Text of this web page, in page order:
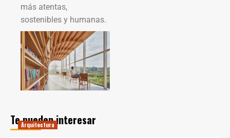
más atentas,
sostenibles y humanas.
Te pueden interesar
Arquitectura